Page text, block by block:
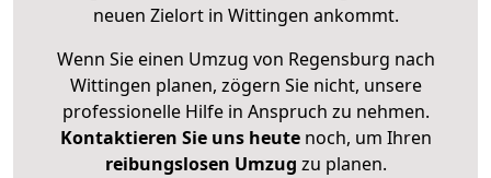
neuen Zielort in Wittingen ankommt.
Wenn Sie einen Umzug von Regensburg nach
Wittingen planen, zögern Sie nicht, unsere
professionelle Hilfe in Anspruch zu nehmen.
Kontaktieren Sie uns heutenoch, um Ihren
reibungslosen Umzug zu planen.